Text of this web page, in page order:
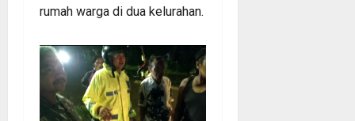
rumah warga di dua kelurahan.